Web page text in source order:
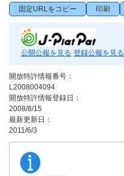
固定URLをコピー 印刷
公開公報を見る 登録公報を見る
開放特許情報番号：
L2008004094
開放特許情報登録日：
2008/8/15
最新更新日：
2011/6/3